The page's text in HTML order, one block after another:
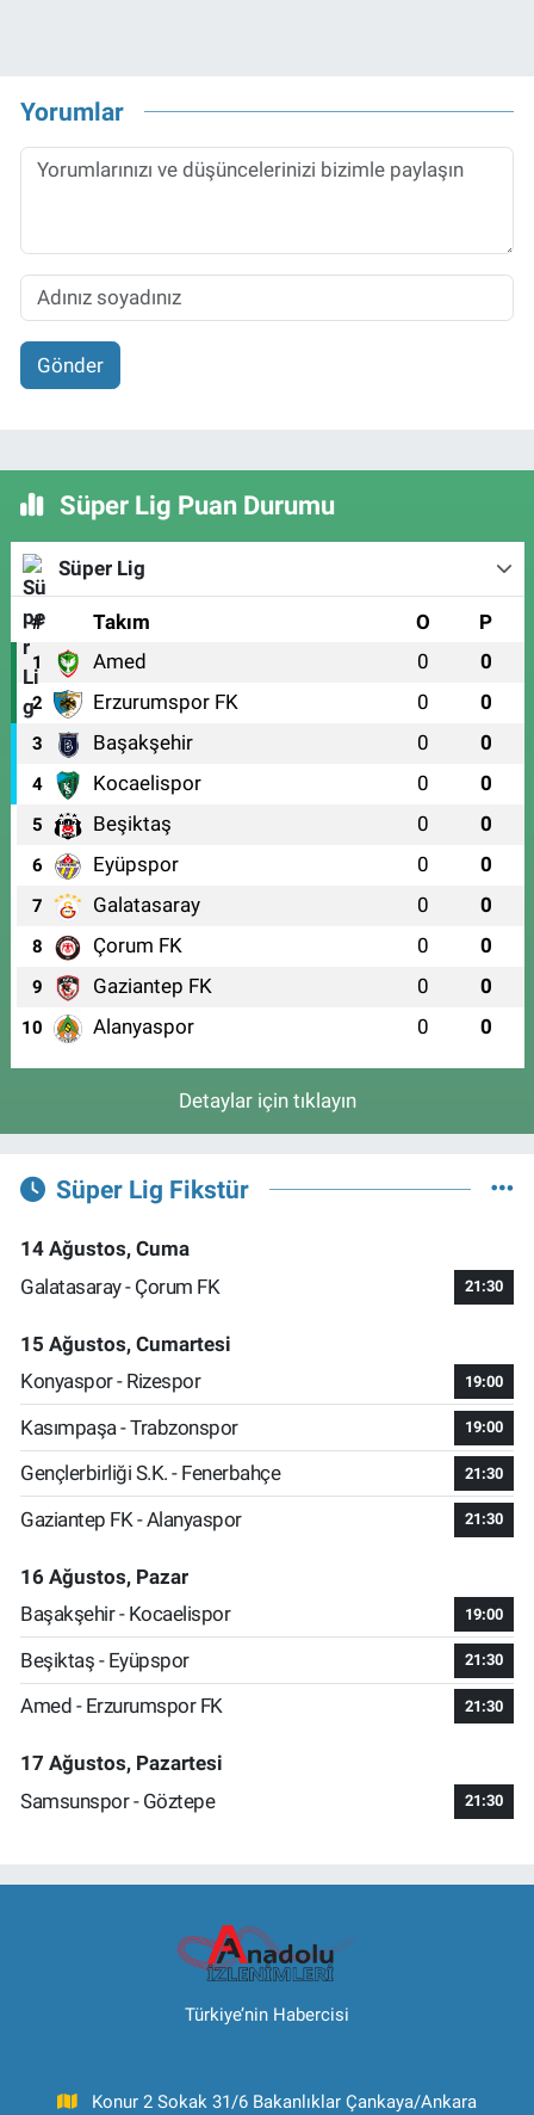
Yorumlar
Gönder
Süper Lig Puan Durumu
Süper Lig
# Takım O P
1 Amed 0 0
2 Erzurumspor FK 0 0
3 Başakşehir 0 0
4 Kocaelispor 0 0
5 Beşiktaş 0 0
6 Eyüpspor 0 0
7 Galatasaray 0 0
8 Çorum FK 0 0
9 Gaziantep FK 0 0
10 Alanyaspor 0 0
Detaylar için tıklayın
Süper Lig Fikstür
14 Ağustos, Cuma
Galatasaray - Çorum FK
21:30
15 Ağustos, Cumartesi
Konyaspor - Rizespor
19:00
Kasımpaşa - Trabzonspor 19:00
Gençlerbirliği S.K. - Fenerbahçe 21:30
Gaziantep FK - Alanyaspor 21:30
16 Ağustos, Pazar
Başakşehir - Kocaelispor
19:00
Beşiktaş - Eyüpspor 21:30
Amed - Erzurumspor FK 21:30
17 Ağustos, Pazartesi
Samsunspor - Göztepe
21:30
Türkiye’nin Habercisi
Konur 2 Sokak 31/6 Bakanlıklar Çankaya/Ankara